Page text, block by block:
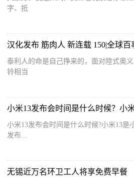
字、抵
汉化发布 筋肉人 新连载 150|全球百
泰利人的命是自己挣来的，面对陸式奥
铃相当
小米13发布会时间是什么时候？小
小米13发布会时间是什么时候?小米13是
发布...
无锡近万名环卫工人将享免费早餐